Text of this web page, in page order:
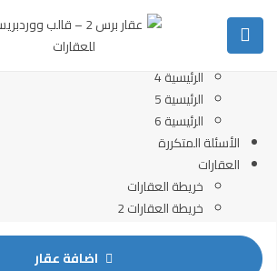
الرئيسية
الرئيسية 4
الرئيسية 5
الرئيسية 6
الأسئلة المتكررة
العقارات
خريطة العقارات
خريطة العقارات 2
قائمة العقارات
عرض العقارات كامل اضافة عقار